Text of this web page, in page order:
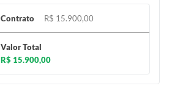
Contrato
R$ 15.900,00
Valor Total
R$ 15.900,00